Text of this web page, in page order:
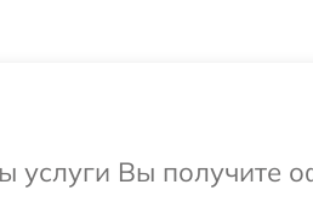
услуги Вы получите